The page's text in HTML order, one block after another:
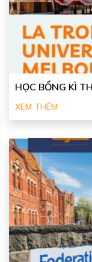
HỌC BỔNG KÌ
XEM THÊM